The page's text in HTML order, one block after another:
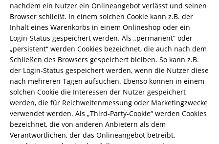
nachdem ein Nutzer ein Onlineangebot verlässt und seinen
Browser schließt. In einem solchen Cookie kann z.B. der
Inhalt eines Warenkorbs in einem Onlineshop oder ein
Login-Status gespeichert werden. Als „permanent“ oder
„persistent“ werden Cookies bezeichnet, die auch nach dem
Schließen des Browsers gespeichert bleiben. So kann z.B.
der Login-Status gespeichert werden, wenn die Nutzer diese
nach mehreren Tagen aufsuchen. Ebenso können in einem
solchen Cookie die Interessen der Nutzer gespeichert
werden, die für Reichweitenmessung oder Marketingzwecke
verwendet werden. Als „Third-Party-Cookie“ werden Cookies
bezeichnet, die von anderen Anbietern als dem
Verantwortlichen, der das Onlineangebot betreibt,